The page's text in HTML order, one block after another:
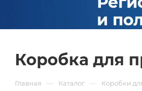
Коробка для
Главная — Каталог — Коробки